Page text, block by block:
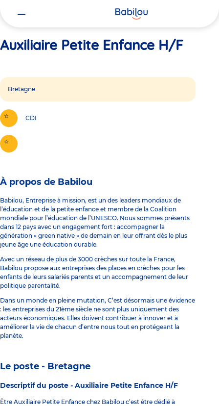
Auxiliaire Petite Enfance H/F
Bretagne
CDI
À propos de Babilou
Babilou, Entreprise à mission, est un des leaders mondiaux de
l’éducation et de la petite enfance et membre de la Coalition
mondiale pour l’éducation de l’UNESCO. Nous sommes présents
dans 12 pays avec un engagement fort : accompagner la
génération « green native » de demain en leur offrant dès le plus
jeune âge une éducation durable.
Avec un réseau de plus de 3000 crèches sur toute la France,
Babilou propose aux entreprises des places en crèches pour les
enfants de leurs salariés parents et un accompagnement de leur
politique parentalité.
Dans un monde en pleine mutation, C’est désormais une évidence
: les entreprises du 21ème siècle ne sont plus uniquement des
acteurs économiques. Elles doivent contribuer à innover et à
améliorer la vie de chacun d’entre nous tout en protégeant la
planète.
Le poste - Bretagne
Descriptif du poste - Auxiliaire Petite Enfance H/F
Être Auxiliaire Petite Enfance chez Babilou c’est être dédié à